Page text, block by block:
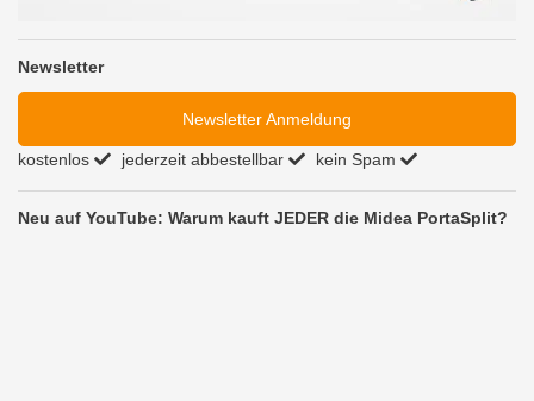
Newsletter
Newsletter Anmeldung
kostenlos jederzeit abbestellbar kein Spam
Neu auf YouTube: Warum kauft JEDER die Midea PortaSplit?